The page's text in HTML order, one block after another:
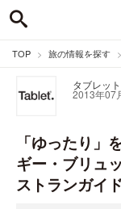
TOP 旅の情報を探す
タブレッ
2013年07
「ゆったり」
ギー・ブリュ
ストランガイ